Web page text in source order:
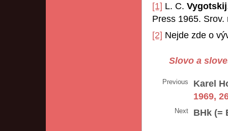
[1] L. C. Vygotskij
Press 1965.
[2] Nejde zde o
Slovo a
Previous
Karel
1969,
Next BHk (=